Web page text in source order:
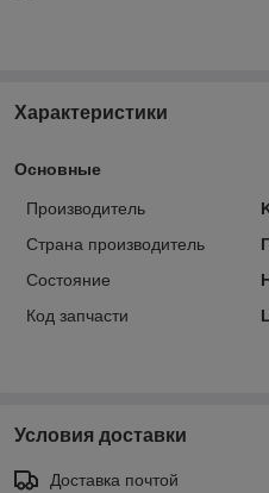
Характеристики
Основные
Производитель
Страна производитель
Состояние
Код запчасти
Условия доставки
Доставка почтой